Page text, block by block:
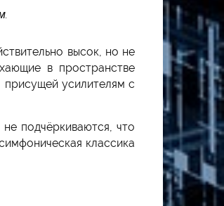
высок, но не
в пространстве
присущей усилителям с
подчёркиваются, что
классика